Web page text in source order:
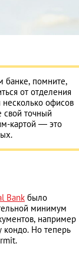
банке, помните,
от отделения
офисов
свой точный
картой ― это
Bank было
минимум
например
кондо. Но теперь